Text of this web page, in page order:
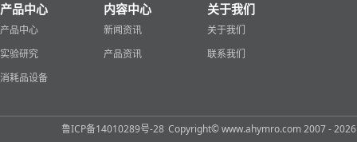
产品中心
产品中心
实验研究
消耗品设备
内容中心
新闻资讯
产品资讯
关于我们
关于我们
联系我们
鲁ICP备14010289号-28 Copyright© www.ahymro.com 2007 - 2026